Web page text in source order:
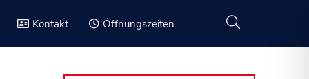
Kontakt Öffnungszeiten